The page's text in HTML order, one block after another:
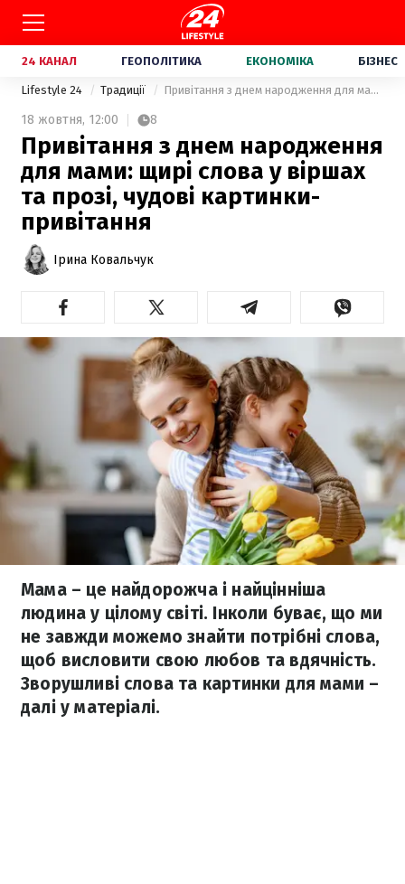
24 КАНАЛ ГЕОПОЛІТИКА ЕКОНОМІКА БІЗНЕС
Lifestyle 24 Традиції Привітання з днем народження для мами: щирі слова у віршах та прозі, чудові картинки-привітання
18 жовтня, 12:00 8
Привітання з днем народження
для мами: щирі слова у віршах
та прозі, чудові картинки-
привітання
Ірина Ковальчук
Мама – це найдорожча і найцінніша
людина у цілому світі. Інколи буває, що ми
не завжди можемо знайти потрібні слова,
щоб висловити свою любов та вдячність.
Зворушливі слова та картинки для мами –
далі у матеріалі.